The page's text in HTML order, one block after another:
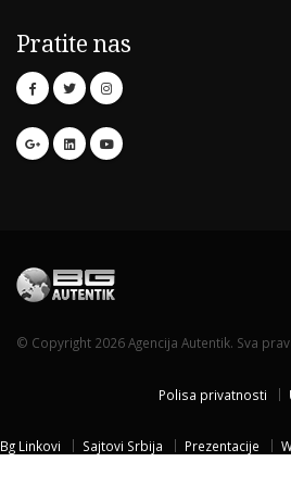
Pratite nas
© Copyright 2026 Agencija Autentik. Sva
Polisa privatnosti
Bg Linkovi Sajtovi Srbija Prezentacije